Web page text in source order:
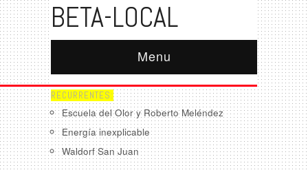
BETA-LOCAL
Menu
RECURRENTES:
Escuela del Olor y Roberto Meléndez
Energía inexplicable
Waldorf San Juan